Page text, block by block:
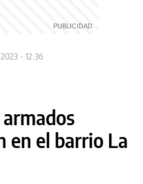
2023 - 12:36
en el barrio La